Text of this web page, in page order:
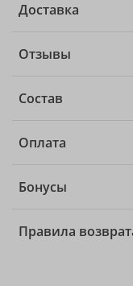
Доставка
Отзывы
Состав
Оплата
Бонусы
Правила